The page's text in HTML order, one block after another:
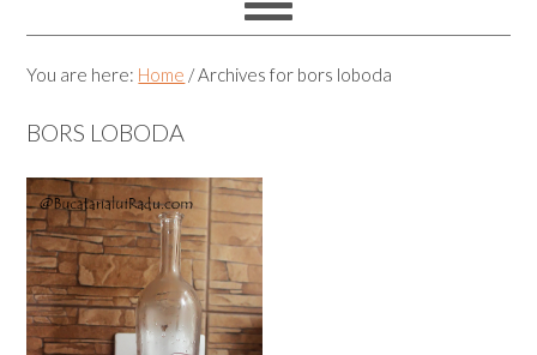
You are here: Home /Archives for bors loboda
BORS LOBODA